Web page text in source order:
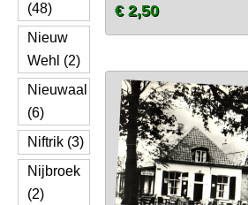
(48)
Nieuw
Wehl (2)
Nieuwaal
(6)
Niftrik (3)
Nijbroek
(2)
€ 2,50